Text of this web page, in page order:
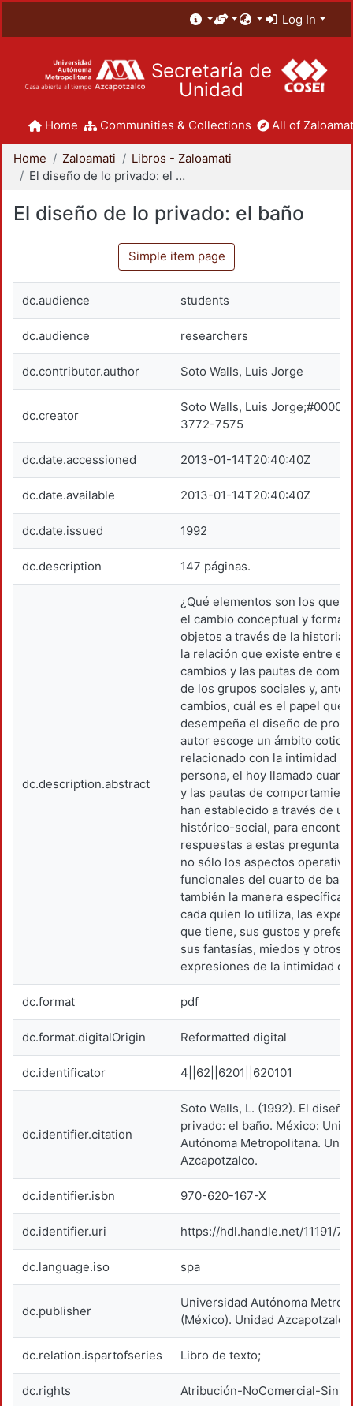
Log In
Secretaría de
Unidad
Home Communities & Collections All of
Home Zaloamati
Libros - Zaloamati
El diseño de lo privado: el baño
El diseño de lo privado: el baño
Simple item page
dc.audience students
dc.audience researchers
dc.contributor.author Soto Walls, Luis Jorge
dc.creator
Soto Walls, Luis Jorge;#0000-
3772-7575
dc.date.accessioned 2013-01-14T20:40:40Z
dc.date.available 2013-01-14T20:40:40Z
dc.date.issued 1992
dc.description 147 páginas.
dc.description.abstract
¿Qué elementos son los que
el cambio conceptual y formal
objetos a través de la historia?
la relación que existe entre
cambios y las pautas de
de los grupos sociales y, ante
cambios, cuál es el papel que
desempeña el diseño de
autor escoge un ámbito
relacionado con la intimidad
persona, el hoy llamado
y las pautas de
han establecido a través de
histórico-social, para
respuestas a estas preguntas.
no sólo los aspectos
funcionales del cuarto de
también la manera específica
cada quien lo utiliza, las
que tiene, sus gustos y
sus fantasías, miedos y otros
expresiones de la intimidad
dc.format pdf
dc.format.digitalOrigin Reformatted digital
dc.identificator 4||62||6201||620101
dc.identifier.citation
Soto Walls, L. (1992). El
privado: el baño. México:
Autónoma Metropolitana.
Azcapotzalco.
dc.identifier.isbn 970-620-167-X
dc.identifier.uri https://hdl.handle.net/11191/76
dc.language.iso spa
dc.publisher
Universidad Autónoma
(México). Unidad
dc.relation.ispartofseries Libro de texto;
dc.rights Atribución-NoComercial-